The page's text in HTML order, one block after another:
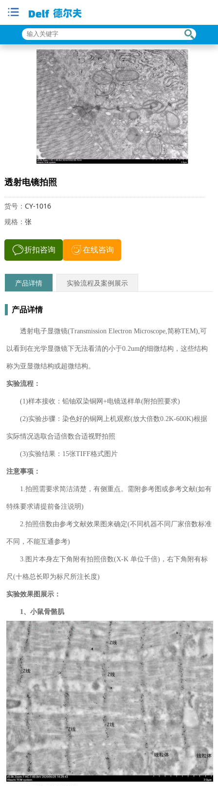
透射电镜拍照
货号： CY-1016
规格： 张
折扣咨询 在线咨询
产品详情 实验流程及案例展示
产品详情
透射电子显微镜(Transmission Electron Microscope,简称TEM),可
以看到在光学显微镜下无法看清的小于0.2um的细微结构，这些结构
称为亚显微结构或超微结构。
实验流程：
(1)样本接收：铅铀双染铜网+电镜送样单(附拍照要求)
(2)实验步骤：染色好的铜网上机观察(放大倍数0.2K-600K)根据
实际情况选取合适倍数合适视野拍照
(3)实验结果：15张TIFF格式图片
注意事项：
1.拍照需要求简洁清楚，有侧重点。需附参考图或参考文献(如有
特殊要求请提前备注说明)
2.拍照倍数由参考文献效果图来确定(不同机器不同厂家倍数标准
不同，不能互通参考)
3.图片本身左下角附有拍照倍数(X-K 单位千倍)，右下角附有标
尺(十格总长即为标尺所注长度)
实验效果图展示：
1、小鼠骨骼肌